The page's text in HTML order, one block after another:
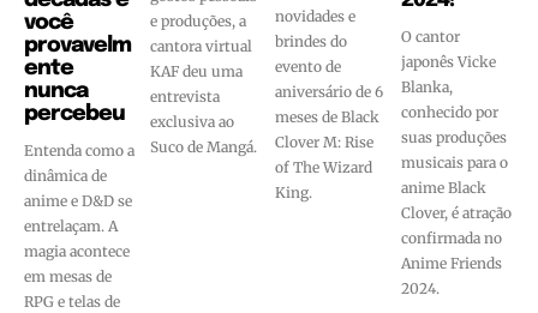
você
provavelm
ente
nunca
percebeu
Entenda como a
dinâmica de
anime e D&D se
entrelaçam. A
magia acontece
em mesas de
RPG e telas de
e produções, a
cantora virtual
KAF deu uma
entrevista
exclusiva ao
Suco de Mangá.
novidades e
brindes do
evento de
aniversário de 6
meses de Black
Clover M: Rise
of The Wizard
King.
O cantor
japonês Vicke
Blanka,
conhecido por
suas produções
musicais para o
anime Black
Clover, é atração
confirmada no
Anime Friends
2024.